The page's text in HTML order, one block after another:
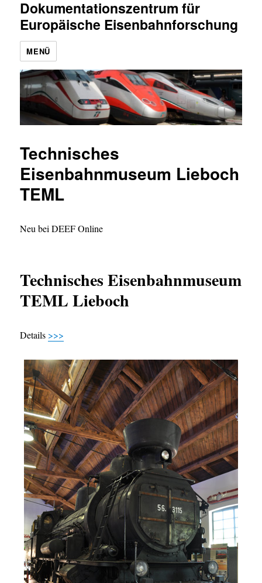
Dokumentationszentrum für
Europäische Eisenbahnforschung
MENÜ
Technisches
Eisenbahnmuseum Lieboch
TEML
Neu bei DEEF Online
Technisches Eisenbahnmuseum
TEML Lieboch
Details >>>